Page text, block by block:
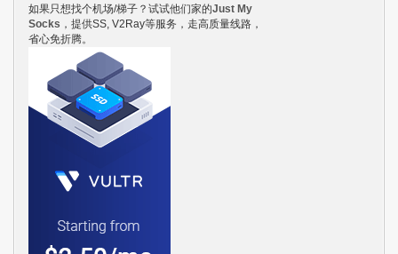
如果只想找个机场/梯子？试试他们家的Just My
Socks ，提供SS, V2Ray等服务，走高质量线路，
省心免折腾。